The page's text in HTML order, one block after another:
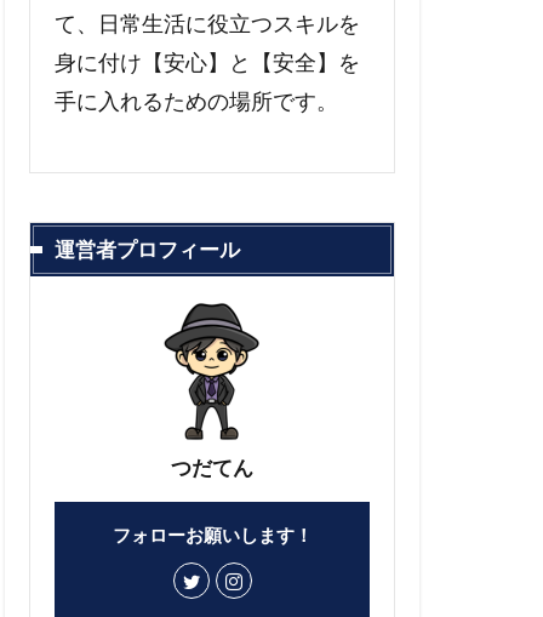
て、日常生活に役立つスキルを
身に付け【安心】と【安全】を
手に入れるための場所です。
運営者プロフィール
つだてん
フォローお願いします！